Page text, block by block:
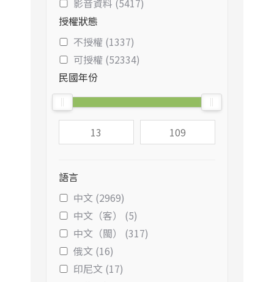
影音資料 (5417)
授權狀態
不授權 (1337)
可授權 (52334)
民國年份
語言
中文 (2969)
中文（客） (5)
中文（閩） (317)
俄文 (16)
印尼文 (17)